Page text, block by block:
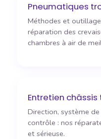
Pneumatiques
Méthodes et
réparation des
chambres à air de
Entretien
Direction, système
contrôle : nos
et sérieuse.